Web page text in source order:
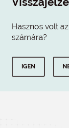
Hasznos volt
számára?
IGEN